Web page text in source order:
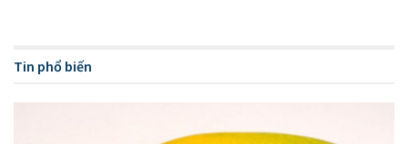
Tin phổ biến